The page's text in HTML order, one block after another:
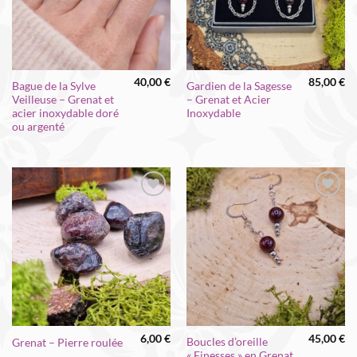
Bague de la Sylve
Veilleuse – Grenat et
acier inoxydable doré
ou argenté
40,00€
Gardien de la Sagesse
– Grenat et Acier
Inoxydable
85,00€
à la liste
d’envies
Grenat – Pierre roulée 6,00€
Ajouter
à la liste
d’envies
Boucles d’oreille
45,00€